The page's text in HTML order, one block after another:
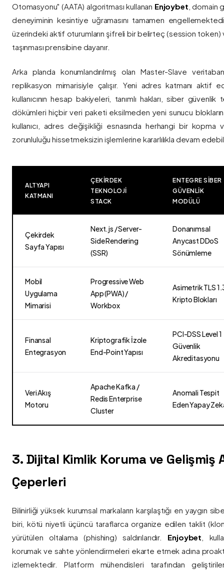
Otomasyonu" (AATA) algoritması kullanan Enjoybet , domain
deneyiminin kesintiye uğramasını tamamen
üzerindeki aktif oturumların şifreli bir belirteç (session token)
taşınması prensibine dayanır.
Arka planda konumlandırılmış olan Master-Slave
replikasyon mimarisiyle çalışır. Yeni adres katmanı aktif
kullanıcının hesap bakiyeleri, tanımlı hakları, siber
dökümleri hiçbir veri paketi eksilmeden yeni sunucu
kullanıcı, adres değişikliği esnasında herhangi bir
zorunluluğu hissetmeksizin işlemlerine kararlılıkla devam
ALTYAPI
KATMANI
ÇEKIRDEK
TEKNOLOJI
STACK
ENTEGRE SIBER
GÜVENLIK
MODÜLÜ
Çekirdek
Sayfa Yapısı
Next.js / Server-
Side Rendering
(SSR)
Donanımsal
Anycast DDoS
Sönümleme
Mobil
Uygulama
Mimarisi
Progressive Web
App (PWA) /
Workbox
Asimetrik TLS
Kripto Blokları
Finansal
Entegrasyon
Kriptografik İzole
End-Point Yapısı
PCI-DSS Level 1
Güvenlik
Akreditasyonu
Veri Akış
Motoru
Apache Kafka /
Redis Enterprise
Cluster
Anomali Tespit
Eden Yapay
3. Dijital Kimlik Koruma ve Gelişmiş
Çeperleri
Bilinirliği yüksek kurumsal markaların karşılaştığı en yaygın
biri, kötü niyetli üçüncü taraflarca organize edilen taklit
yürütülen oltalama (phishing) saldırılarıdır. Enjoybet ,
korumak ve sahte yönlendirmeleri ekarte etmek adına
izlemektedir. Platform mühendisleri tarafından